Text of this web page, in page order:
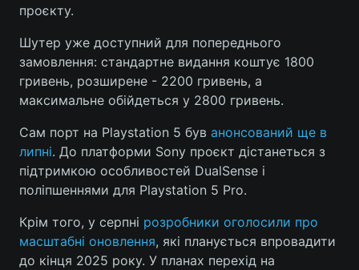
Україна Політика
Економіка Світ
Спорт Наука
Техно і зв'язок Лайт
Здоров'я Туризм
проєкту.
Шутер уже доступний для попереднього
замовлення: стандартне видання коштує 1800
гривень, розширене - 2200 гривень, а
максимальне обійдеться у 2800 гривень.
Сам порт на Playstation 5 був анонсований ще в
липні. До платформи Sony проєкт дістанеться з
підтримкою особливостей DualSense і
поліпшеннями для Playstation 5 Pro.
Крім того, у серпні розробники оголосили про
масштабні оновлення, які планується впровадити
до кінця 2025 року. У планах перехід на